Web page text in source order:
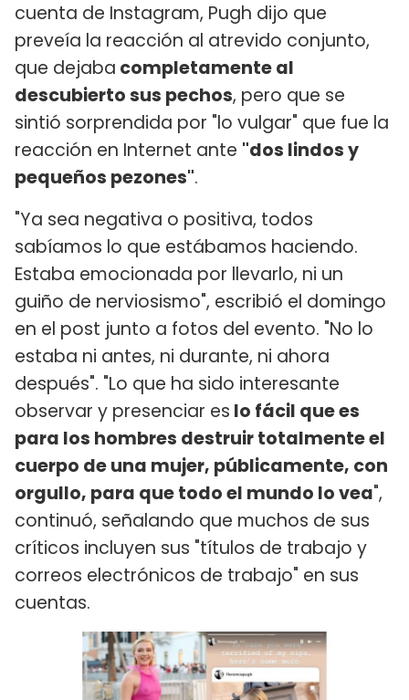
cuenta de Instagram, Pugh dijo que
preveía la reacción al atrevido conjunto,
que dejaba completamente al
descubierto sus pechos, pero que se
sintió sorprendida por "lo vulgar" que fue la
reacción en Internet ante "dos lindos y
pequeños pezones".
"Ya sea negativa o positiva, todos
sabíamos lo que estábamos haciendo.
Estaba emocionada por llevarlo, ni un
guiño de nerviosismo", escribió el domingo
en el post junto a fotos del evento. "No lo
estaba ni antes, ni durante, ni ahora
después". "Lo que ha sido interesante
observar y presenciar es lo fácil que es
para los hombres destruir totalmente el
cuerpo de una mujer, públicamente, con
orgullo, para que todo el mundo lo vea",
continuó, señalando que muchos de sus
críticos incluyen sus "títulos de trabajo y
correos electrónicos de trabajo" en sus
cuentas.